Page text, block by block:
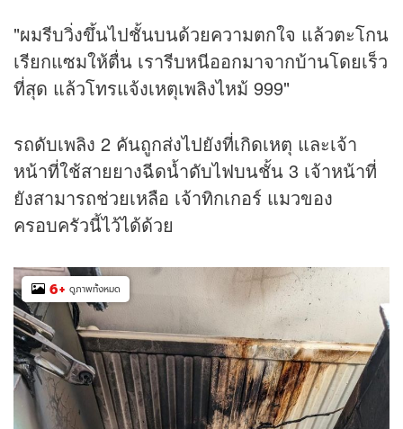
"ผมรีบวิ่งขึ้นไปชั้นบนด้วยความตกใจ แล้วตะโกน
เรียกแซมให้ตื่น เรารีบหนีออกมาจากบ้านโดยเร็ว
ที่สุด แล้วโทรแจ้งเหตุเพลิงไหม้ 999"
รถดับเพลิง 2 คันถูกส่งไปยังที่เกิดเหตุ และเจ้า
หน้าที่ใช้สายยางฉีดน้ำดับไฟบนชั้น 3 เจ้าหน้าที่
ยังสามารถช่วยเหลือ เจ้าทิกเกอร์ แมวของ
ครอบครัวนี้ไว้ได้ด้วย
6+ ดูภาพทั้งหมด